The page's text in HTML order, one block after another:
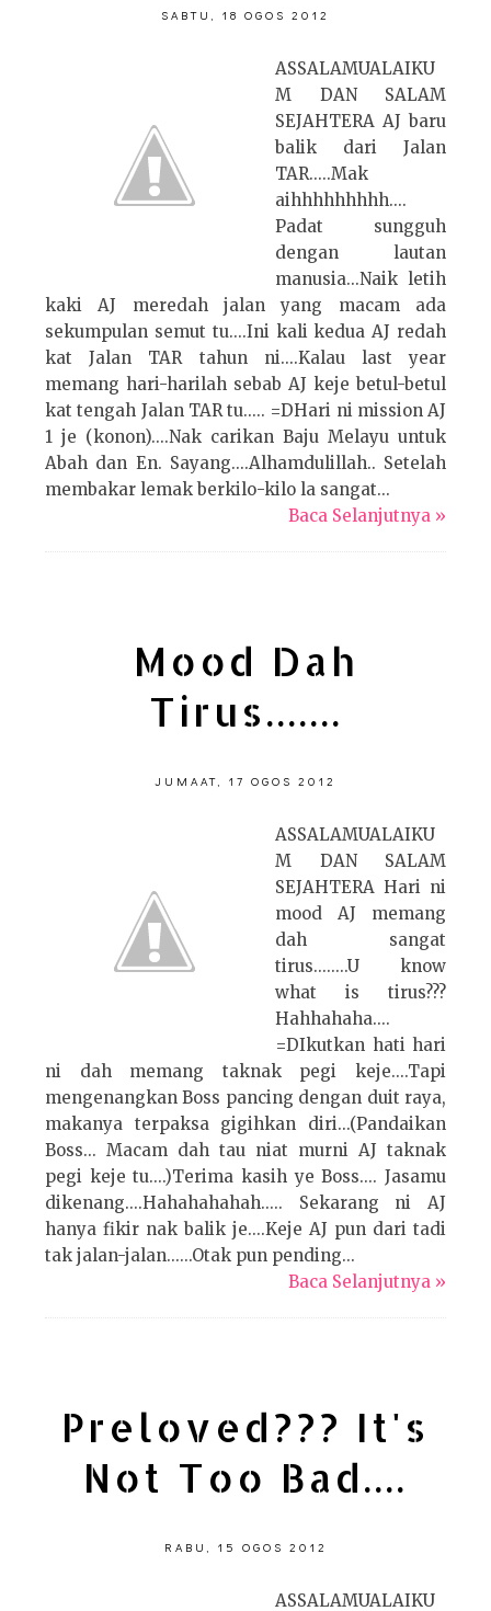
SABTU, 18 OGOS 2012
ASSALAMUALAIKU
M DAN SALAM
SEJAHTERA AJ baru
balik dari Jalan
TAR.....Mak
aihhhhhhhhh....
Padat sungguh
dengan lautan
manusia...Naik letih
kaki AJ meredah jalan yang macam ada
sekumpulan semut tu....Ini kali kedua AJ redah
kat Jalan TAR tahun ni....Kalau last year
memang hari-harilah sebab AJ keje betul-betul
kat tengah Jalan TAR tu..... =DHari ni mission AJ
1 je (konon)....Nak carikan Baju Melayu untuk
Abah dan En. Sayang....Alhamdulillah.. Setelah
membakar lemak berkilo-kilo la sangat...
Baca Selanjutnya »
Mood Dah
Tirus.......
JUMAAT, 17 OGOS 2012
ASSALAMUALAIKU
M DAN SALAM
SEJAHTERA Hari ni
mood AJ memang
dah sangat
tirus........U know
what is tirus???
Hahhahaha....
=DIkutkan hati hari
ni dah memang taknak pegi keje....Tapi
mengenangkan Boss pancing dengan duit raya,
makanya terpaksa gigihkan diri...(Pandaikan
Boss... Macam dah tau niat murni AJ taknak
pegi keje tu....)Terima kasih ye Boss.... Jasamu
dikenang....Hahahahahah..... Sekarang ni AJ
hanya fikir nak balik je....Keje AJ pun dari tadi
tak jalan-jalan......Otak pun pending...
Baca Selanjutnya »
Preloved??? It's
Not Too Bad....
RABU, 15 OGOS 2012
ASSALAMUALAIKU